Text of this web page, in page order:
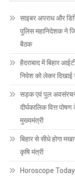
साइबर अपराध और
पुलिस महानिदेशक ने
बैठक
हैदराबाद में बिहार
निवेश को लेकर दिखाई
सड़क एवं पुल
दीर्घकालिक वित्त
मुख्यमंत्री
बिहार से सीधे होगा
कृषि मंत्री
Horoscope Today